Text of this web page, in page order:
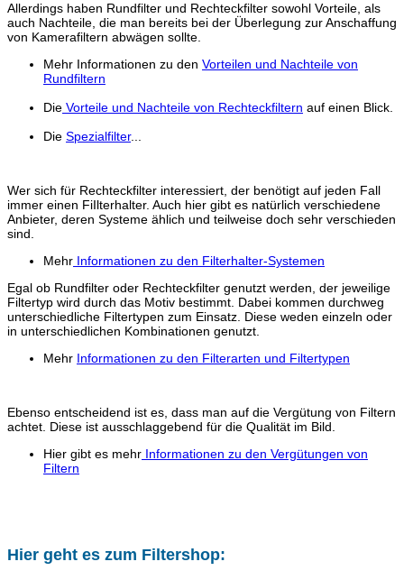
Allerdings haben Rundfilter und Rechteckfilter sowohl Vorteile, als
auch Nachteile, die man bereits bei der Überlegung zur Anschaffung
von Kamerafiltern abwägen sollte.
Mehr Informationen zu den Vorteilen und Nachteile von
Rundfiltern
Die Vorteile und Nachteile von Rechteckfiltern auf einen Blick.
Die Spezialfilter...
Wer sich für Rechteckfilter interessiert, der benötigt auf jeden Fall
immer einen FiIlterhalter. Auch hier gibt es natürlich verschiedene
Anbieter, deren Systeme ählich und teilweise doch sehr verschieden
sind.
Mehr Informationen zu den Filterhalter-Systemen
Egal ob Rundfilter oder Rechteckfilter genutzt werden, der jeweilige
Filtertyp wird durch das Motiv bestimmt. Dabei kommen durchweg
unterschiedliche Filtertypen zum Einsatz. Diese weden einzeln oder
in unterschiedlichen Kombinationen genutzt.
Mehr Informationen zu den Filterarten und Filtertypen
Ebenso entscheidend ist es, dass man auf die Vergütung von Filtern
achtet. Diese ist ausschlaggebend für die Qualität im Bild.
Hier gibt es mehr Informationen zu den Vergütungen von
Filtern
Hier geht es zum Filtershop: